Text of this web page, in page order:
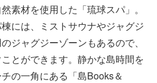
素材を使用した「琉球スパ」。
には、ミストサウナやジャグジ
ジャグジーゾーンもあるので、
とができます。静かな島時間を
の一角にある「島Books＆